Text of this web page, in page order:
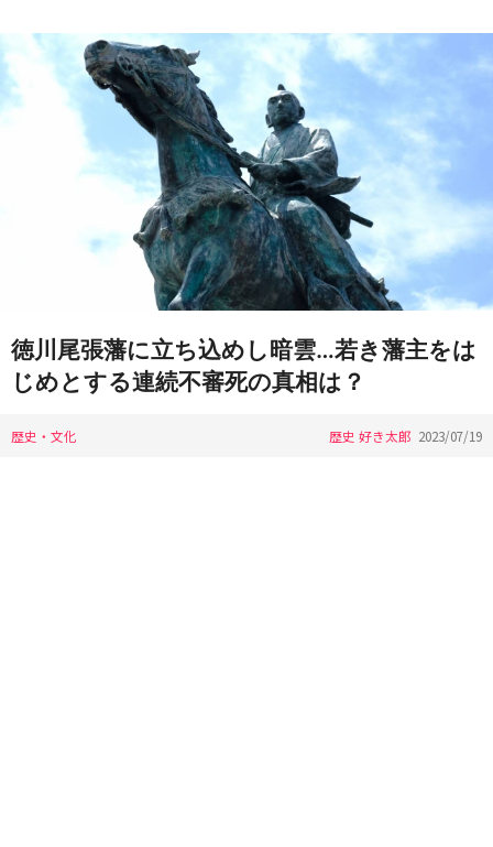
徳川尾張藩に立ち込めし暗雲…若き藩主をは
じめとする連続不審死の真相は？
歴史・文化 歴史 好き太郎 2023/07/19